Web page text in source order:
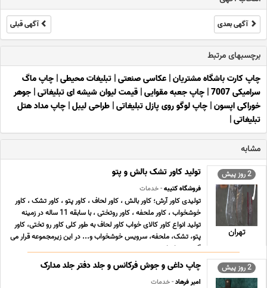
آگهی بعدی آگهی قبلی
برچسبهای مرتبط
چاپ کارت باشگاه مشتریان| عکاسی صنعتی| تبلیغات محیطی| چاپ ماگ
سرامیکی 7007
| چاپ جعبه مقوایی| قیمت لیوان شیشه ای تبلیغاتی| جوهر
خوراکی اپسون| چاپ لوگو روی پازل تبلیغاتی| طراحی لیبل| چاپ مداد هتل
تبلیغاتی|
مشابه
2 روز پیش
تهران
تولید کاور تشک بالش و پتو
فروشگاه کتیبه- خدمات
تولیدی کاور آرش؛ کاور بالش ، کاور لحاف ، کاور پتو ، کاور تشک ، کاور
خوشخواب ، کاور ملحفه ، کاور روتختی ، با سابقه 11 ساله در زمینه
تولید انواع کاور کالای خواب کاور لحاف به طور کلی کاور رو تختی، کاور
پتو، تشک، ملحفه، سرویس خوشخواب و... در این زیرمجموعه قرار می
گیرند. تمام این محص ... ...
2 روز پیش چاپ داغی و جوش فرکانس و جلد دفتر جلد مدارک
امیر فرهاد- خدمات